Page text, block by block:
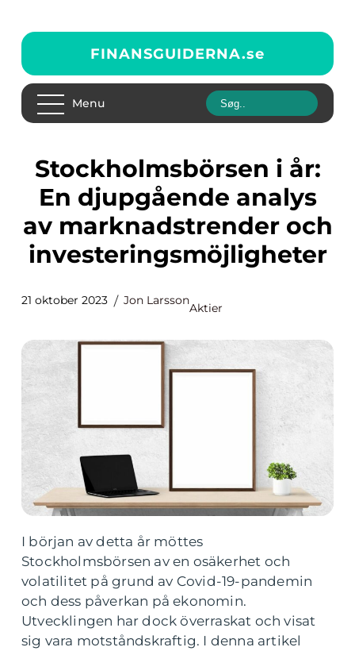
FINANSGUIDERNA.se
Menu
Stockholmsbörsen i år:
En djupgående analys
av marknadstrender och
investeringsmöjligheter
21 oktober 2023 Jon Larsson
Aktier
I början av detta år möttes
Stockholmsbörsen av en osäkerhet och
volatilitet på grund av Covid-19-pandemin
och dess påverkan på ekonomin.
Utvecklingen har dock överraskat och visat
sig vara motståndskraftig. I denna artikel